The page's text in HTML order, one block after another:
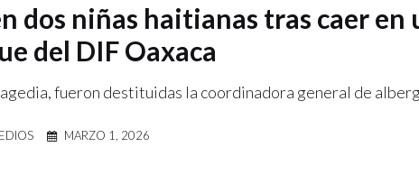
dos niñas haitianas tras caer en
del DIF Oaxaca
fueron destituidas la coordinadora general de
MARZO 1, 2026